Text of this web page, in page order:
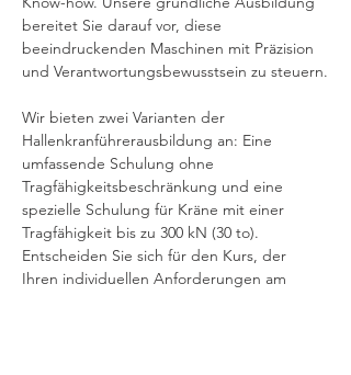
bereitet Sie darauf vor, diese
beeindruckenden Maschinen mit Präzision
und Verantwortungsbewusstsein zu steuern.
Wir bieten zwei Varianten der
Hallenkranführerausbildung an: Eine
umfassende Schulung ohne
Tragfähigkeitsbeschränkung und eine
spezielle Schulung für Kräne mit einer
Tragfähigkeit bis zu 300 kN (30 to).
Entscheiden Sie sich für den Kurs, der
Ihren individuellen Anforderungen am